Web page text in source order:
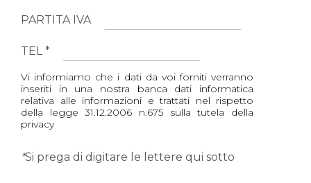
PARTITA IVA
TEL *
Vi informiamo che i dati da voi forniti verranno
inseriti in una nostra banca dati informatica
relativa alle informazioni e trattati nel rispetto
della legge 31.12.2006 n.675 sulla tutela della
privacy
*Si prega di digitare le lettere qui sotto